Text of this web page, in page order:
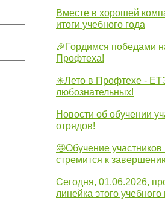
Вместе в хорошей
итоги учебного года
🎉Гордимся победами
Профтеха!
☀Лето в Профтехе -
любознательных!
Новости об обучении
отрядов!
🤩Обучение участников
стремится к
Сегодня, 01.06.2026,
линейка этого учебного